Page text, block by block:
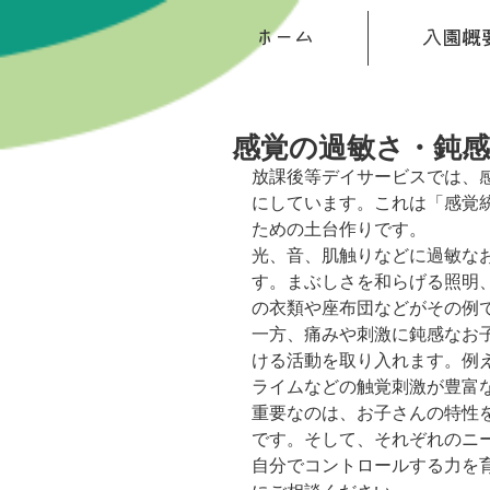
ホーム 入園概
感覚の過敏さ・鈍
放課後等デイサービスでは、
にしています。これは「感覚
ための土台作りです。
光、音、肌触りなどに過敏な
す。まぶしさを和らげる照明
の衣類や座布団などがその例
一方、痛みや刺激に鈍感なお
ける活動を取り入れます。例
ライムなどの触覚刺激が豊富
重要なのは、お子さんの特性
です。そして、それぞれのニ
自分でコントロールする力を